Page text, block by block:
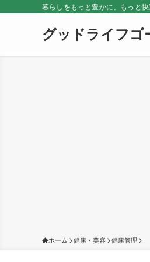
暮らしをもっと豊かに、もっと
グッドライフゴ
ホーム 健康・美容 健康管理